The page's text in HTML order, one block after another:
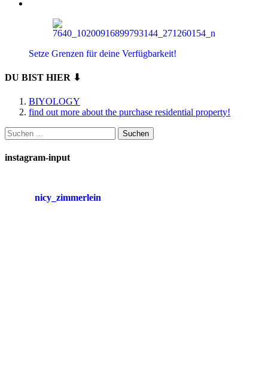
Setze Grenzen für deine Verfügbarkeit!
DU BIST HIER ⬇
BIYOLOGY
find out more about the purchase residential property!
Suchen
nach:
instagram-input
nicy_zimmerlein